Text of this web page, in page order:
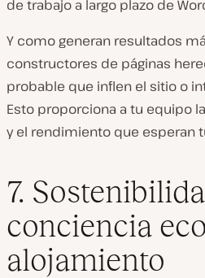
de trabajo a largo plazo de
Y como generan resultados
constructores de páginas
probable que inflen el sitio o
Esto proporciona a tu equipo
y el rendimiento que esperan
7.
conciencia
alojamiento